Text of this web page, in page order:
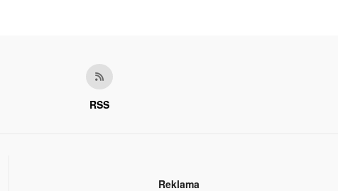
RSS
Reklama